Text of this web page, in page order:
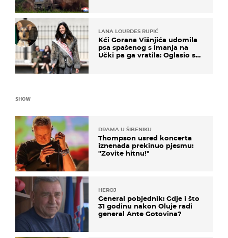
LANA LOURDES RUPIĆ
Kći Gorana Višnjića udomila
psa spašenog s imanja na
Učki pa ga vratila: Oglasio se
SHOW
DRAMA U ŠIBENIKU
Thompson usred koncerta
iznenada prekinuo pjesmu:
"Zovite hitnu!"
HEROJ
General pobjednik: Gdje i što
31 godinu nakon Oluje radi
general Ante Gotovina?